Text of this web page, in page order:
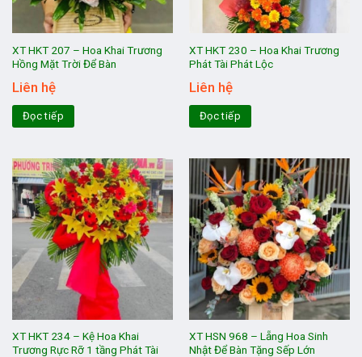
XT HKT 207 – Hoa Khai Trương
Hồng Mặt Trời Để Bàn
Liên hệ
Đọc tiếp
XT HKT 230 – Hoa Khai Trương
Phát Tài Phát Lộc
Liên hệ
Đọc tiếp
XT HKT 234 – Kệ Hoa Khai
Trương Rực Rỡ 1 tầng Phát Tài
XT HSN 968 – Lẵng Hoa Sinh
Nhật Để Bàn Tặng Sếp Lớn